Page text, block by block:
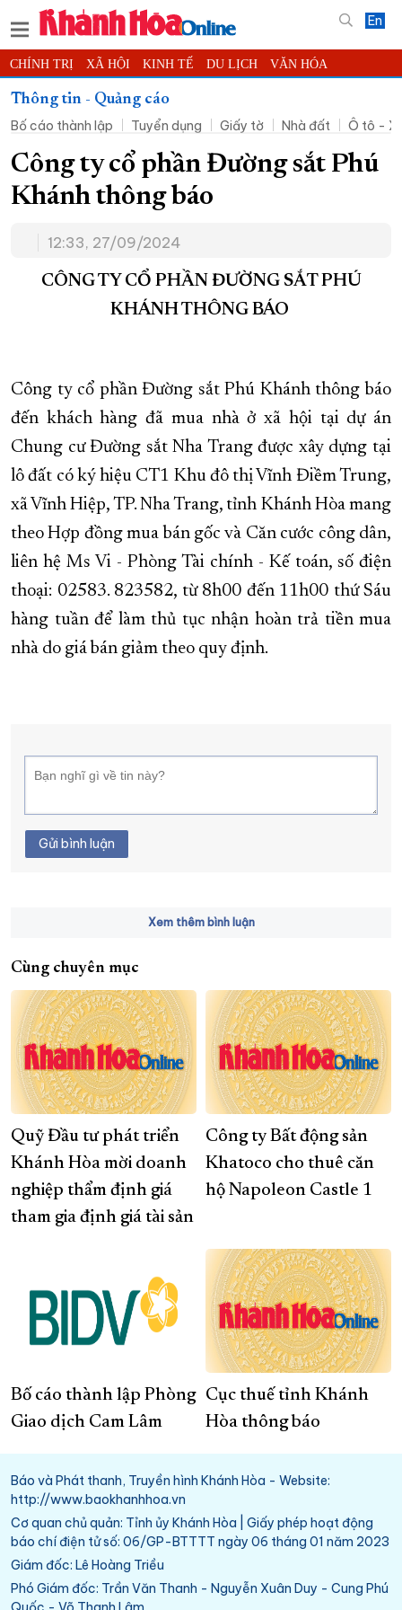
En
CHÍNH TRỊ XÃ HỘI KINH TẾ DU LỊCH VĂN HÓA
THỂ THAO ĐỜI SỐNG TIN ĐỊA PHƯƠNG
KHOA HỌC - CÔNG NGHỆ PHÁP LUẬT BẠN ĐỌC PHÓNG SỰ
THẾ GIỚI MULTIMEDIA VIDEO ĐỌC BÁO ONLINE
PODCAST THÔNG TIN - QUẢNG CÁO
TRƯỜNG SA BIỂN ĐẢO QUÊ HƯƠNG
CHUNG TAY CẢI CÁCH HÀNH CHÍNH
XÂY DỰNG NÔNG THÔN MỚI LỊCH CẮT ĐIỆN
KHOẢNH KHẮC ĐẸP XỨ TRẦM
XÂY DỰNG KHÁNH HÒA TRỞ THÀNH THÀNH PHỐ TRỰC THUỘC
Thông tin - Quảng cáo
Bố cáo thành lập
Tuyển dụng Giấy tờ Nhà đất Ô tô -
Công ty cổ phần Đường sắt Phú
Khánh thông báo
12:33, 27/09/2024
CÔNG TY CỔ PHẦN ĐƯỜNG SẮT PHÚ
KHÁNH THÔNG BÁO
Công ty cổ phần Đường sắt Phú Khánh thông báo
đến khách hàng đã mua nhà ở xã hội tại dự án
Chung cư Đường sắt Nha Trang được xây dựng tại
lô đất có ký hiệu CT1 Khu đô thị Vĩnh Điềm Trung,
xã Vĩnh Hiệp, TP. Nha Trang, tỉnh Khánh Hòa mang
theo Hợp đồng mua bán gốc và Căn cước công dân,
liên hệ Ms Vi - Phòng Tài chính - Kế toán, số điện
thoại: 02583. 823582, từ 8h00 đến 11h00 thứ Sáu
hàng tuần để làm thủ tục nhận hoàn trả tiền mua
nhà do giá bán giảm theo quy định.
Gửi bình luận
Xem thêm bình luận
Cùng chuyên mục
Quỹ Đầu tư phát triển
Khánh Hòa mời doanh
nghiệp thẩm định giá
tham gia định giá tài sản
Công ty Bất động sản
Khatoco cho thuê căn
hộ Napoleon Castle 1
Bố cáo thành lập Phòng
Giao dịch Cam Lâm
Cục thuế tỉnh Khánh
Hòa thông báo
Báo và Phát thanh, Truyền hình Khánh Hòa - Website:
http://www.baokhanhhoa.vn
Cơ quan chủ quản: Tỉnh ủy Khánh Hòa | Giấy phép hoạt động
báo chí điện tử số: 06/GP-BTTTT ngày 06 tháng 01 năm 2023
Giám đốc: Lê Hoàng Triều
Phó Giám đốc: Trần Văn Thanh - Nguyễn Xuân Duy - Cung Phú